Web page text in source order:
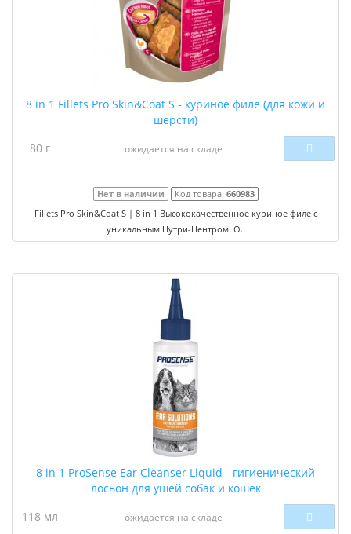
8 in 1 Fillets Pro Skin&Coat S - куриное филе (для кожи и
шерсти)
80 г
ожидается на складе
Нет в наличии Код товара: 660983
Fillets Pro Skin&Coat S | 8 in 1 Высококачественное куриное филе с
уникальным Нутри-Центром! О..
8 in 1 ProSense Ear Cleanser Liquid - гигиенический
лосьон для ушей собак и кошек
118 мл
ожидается на складе